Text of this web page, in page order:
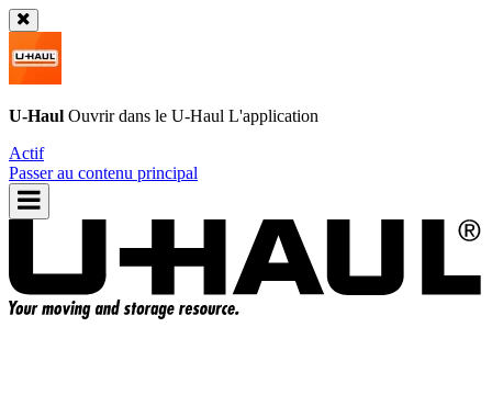
U-Haul Ouvrir dans le U-Haul L'application
Actif
Passer au contenu principal